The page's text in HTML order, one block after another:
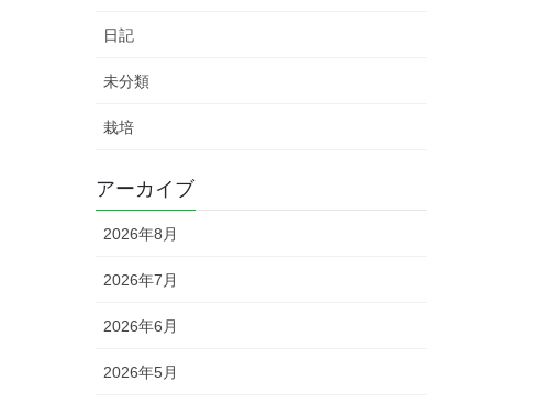
日記
未分類
栽培
アーカイブ
2026年8月
2026年7月
2026年6月
2026年5月